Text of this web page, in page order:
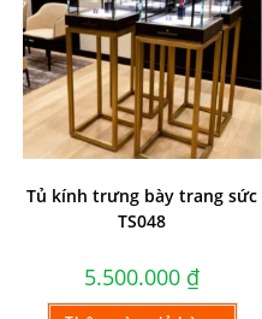
Tủ kính trưng bày trang sức
TS048
5.500.000 ₫